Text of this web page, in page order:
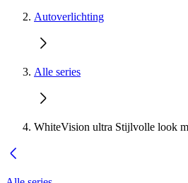
Autoverlichting
Alle series
WhiteVision ultra Stijlvolle look